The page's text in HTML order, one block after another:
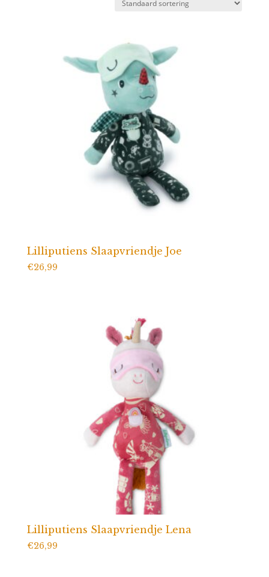
Lilliputiens Slaapvriendje Joe
€26,99
Lilliputiens Slaapvriendje Lena
€26,99